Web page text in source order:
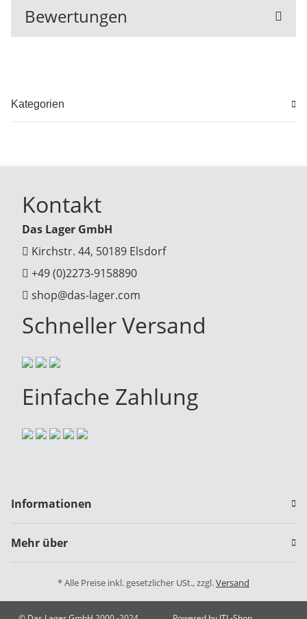
Bewertungen
Kategorien
Kontakt
Das Lager GmbH
Kirchstr. 44, 50189 Elsdorf
+49 (0)2273-9158890
shop@das-lager.com
Schneller Versand
Einfache Zahlung
Informationen
Mehr über
* Alle Preise inkl. gesetzlicher USt., zzgl.Versand